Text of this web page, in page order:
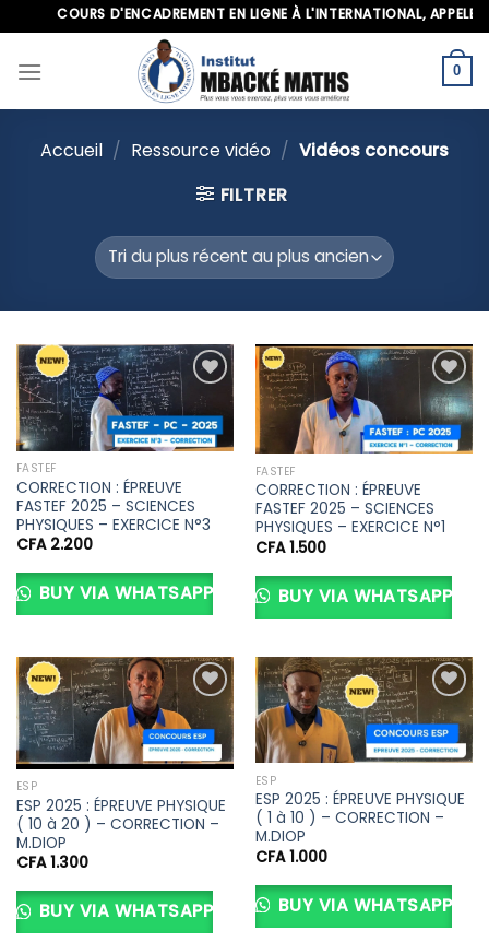
to
content
COURS D'ENCADREMENT EN LIGNE À L'INTERNATIONAL, APPELEZ-
0
Accueil / Ressource vidéo / Vidéos concours
FILTRER
Ajouter
à la liste
FASTEF
CORRECTION : ÉPREUVE
FASTEF 2025 – SCIENCES
PHYSIQUES – EXERCICE N°3
CFA2.200
BUY VIA WHATSAPP
Ajouter
à la liste
FASTEF
CORRECTION : ÉPREUVE
FASTEF 2025 – SCIENCES
PHYSIQUES – EXERCICE N°1
CFA1.500
BUY VIA WHATSAPP
Ajouter
à la liste
ESP
ESP 2025 : ÉPREUVE PHYSIQUE
( 10 à 20 ) – CORRECTION –
M.DIOP
CFA1.300
BUY VIA WHATSAPP
Ajouter
à la liste
ESP
ESP 2025 : ÉPREUVE PHYSIQUE
( 1 à 10 ) – CORRECTION –
M.DIOP
CFA1.000
BUY VIA WHATSAPP